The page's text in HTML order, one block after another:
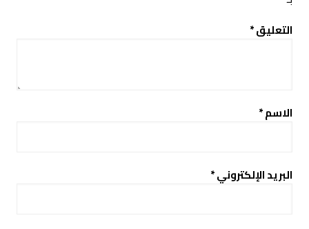
التعليق*
الاسم*
البريد الإلكتروني*